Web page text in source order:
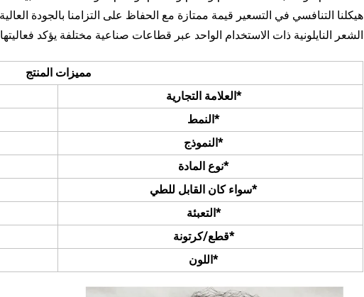
هيكلنا التنافسي في التسعير قيمة ممتازة مع الحفاظ على التزامنا بالجودة
الشعر النايلونية ذات الاستخدام الواحد عبر قطاعات صناعية مختلفة يؤكد
مميزات المنتج
*العلامة التجارية
*النمط
*النموذج
*نوع المادة
*سواء كان القابل للطي
*التعبئة
*قطع/كرتونة
*اللون